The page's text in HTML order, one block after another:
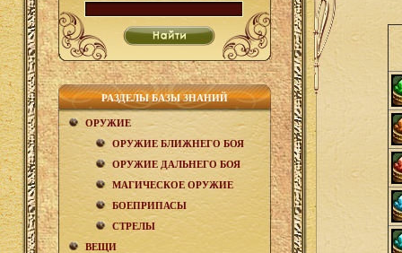
РАЗДЕЛЫ БАЗЫ ЗНАНИЙ
ОРУЖИЕ
ОРУЖИЕ БЛИЖНЕГО БОЯ
ОРУЖИЕ ДАЛЬНЕГО БОЯ
МАГИЧЕСКОЕ ОРУЖИЕ
БОЕПРИПАСЫ
СТРЕЛЫ
ВЕЩИ